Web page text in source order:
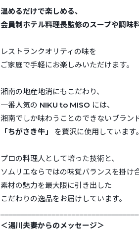
温めるだけで楽しめる、
会員制ホテル料理長監修のスープや調味料
レストランクオリティの味を
ご家庭で手軽にお楽しみいただけます。
湘南の地産地消にもこだわり、
一番人気の NIKU to MISO には、
湘南でしか味わうことのできないブラン
「ちがさき牛」
を贅沢に使用しています。
プロの料理人として培った技術と、
ソムリエならではの味覚バランスを掛け
素材の魅力を最大限に引き出した
こだわりの逸品をお届けしています。
＜湯川夫妻からのメッセージ＞